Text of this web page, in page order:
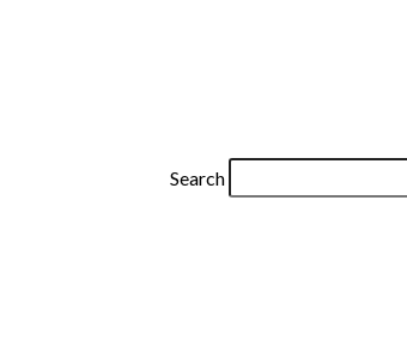
Search